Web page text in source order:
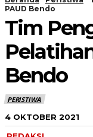
PAUD Bendo
Tim
Bendo
PERISTIWA
4 OKTOBER 2021